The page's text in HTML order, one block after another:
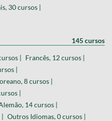
30 cursos |
145 cursos
| Francês, 12 cursos |
|
8 cursos |
|
14 cursos |
| Outros Idiomas, 0 cursos |